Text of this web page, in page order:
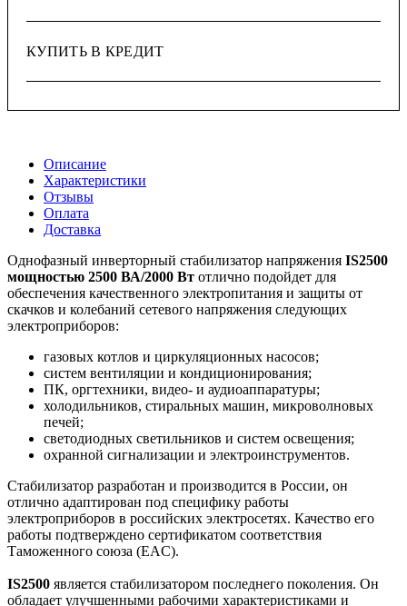
КУПИТЬ В КРЕДИТ
Описание
Характеристики
Отзывы
Оплата
Доставка
Однофазный инверторный стабилизатор напряжения IS2500
мощностью 2500 ВА/2000 Вт отлично подойдет для
обеспечения качественного электропитания и защиты от
скачков и колебаний сетевого напряжения следующих
электроприборов:
газовых котлов и циркуляционных насосов;
систем вентиляции и кондиционирования;
ПК, оргтехники, видео- и аудиоаппаратуры;
холодильников, стиральных машин, микроволновых
печей;
светодиодных светильников и систем освещения;
охранной сигнализации и электроинструментов.
Стабилизатор разработан и производится в России, он
отлично адаптирован под специфику работы
электроприборов в российских электросетях. Качество его
работы подтверждено сертификатом соответствия
Таможенного союза (EAC).
IS2500 является стабилизатором последнего поколения. Он
обладает улучшенными рабочими характеристиками и